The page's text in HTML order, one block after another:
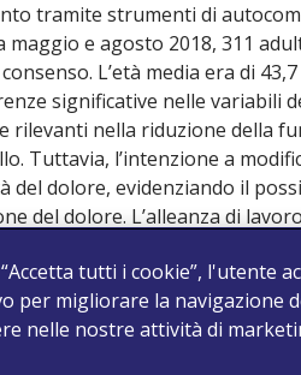
tramite strumenti di
e agosto 2018, 311
L’età media era di
significative nelle variabili
rilevanti nella riduzione della
Tuttavia, l’intenzione a
del dolore, evidenziando il
del dolore. L’alleanza di
da professionisti umani, e
I partecipanti hanno
al 71% dei circa 200
la più frequente
dell’interazione. “Il
tutti i cookie”, l'utente
per migliorare la navigazione
nelle nostre attività di